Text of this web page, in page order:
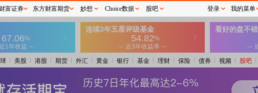
美股 港股 期货 外汇 黄金 银行 基金 理财 保险 债券 视频 股吧
富证券 东方财富期货 妙想 Choice数据 股吧 登录 我的菜单